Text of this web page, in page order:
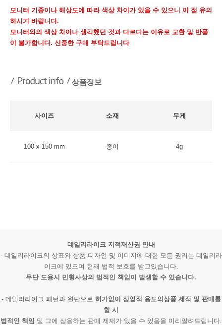
모니터 기종이나 해상도에 따라 색상 차이가 있을 수 있으니 이 점 유의
하시기 바랍니다.
모니터와의 색상 차이나 생각했던 것과 다르다는 이유로 교환 및 반품
이 불가합니다. 신중한 구매 부탁드립니다
상품정보
사이즈 소재 무게
100 x 150 mm 종이 4g
데일리라이크 지적재산권 안내
- 데일리라이크의 상표와 상품 디자인 및 이미지에 대한 모든 권리는 데일리라
이크에 있으며 현재 법적 보호를 받고있습니다.
무단 도용시 민형사상의 법적인 책임이 발생할 수 있습니다.
- 데일리라이크 패턴과 원단으로 허가없이 상업적 용도의상품 제작 및 판매를
할 시
법적인 책임 및 그에 상응하는 판매 제재가 있을 수 있음을 미리알려드립니다.